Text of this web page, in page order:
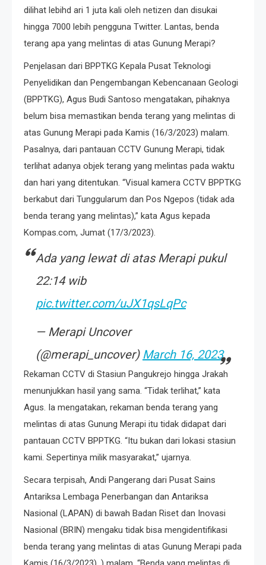
dilihat lebihd ari 1 juta kali oleh netizen dan disukai
hingga 7000 lebih pengguna Twitter. Lantas, benda
terang apa yang melintas di atas Gunung Merapi?
Penjelasan dari BPPTKG Kepala Pusat Teknologi
Penyelidikan dan Pengembangan Kebencanaan Geologi
(BPPTKG), Agus Budi Santoso mengatakan, pihaknya
belum bisa memastikan benda terang yang melintas di
atas Gunung Merapi pada Kamis (16/3/2023) malam.
Pasalnya, dari pantauan CCTV Gunung Merapi, tidak
terlihat adanya objek terang yang melintas pada waktu
dan hari yang ditentukan. “Visual kamera CCTV BPPTKG
berkabut dari Tunggularum dan Pos Ngepos (tidak ada
benda terang yang melintas),” kata Agus kepada
Kompas.com, Jumat (17/3/2023).
Ada yang lewat di atas Merapi pukul
22:14 wib
pic.twitter.com/uJX1qsLqPc
— Merapi Uncover
(@merapi_uncover) March 16, 2023
Rekaman CCTV di Stasiun Pangukrejo hingga Jrakah
menunjukkan hasil yang sama. “Tidak terlihat,” kata
Agus. Ia mengatakan, rekaman benda terang yang
melintas di atas Gunung Merapi itu tidak didapat dari
pantauan CCTV BPPTKG. “Itu bukan dari lokasi stasiun
kami. Sepertinya milik masyarakat,” ujarnya.
Secara terpisah, Andi Pangerang dari Pusat Sains
Antariksa Lembaga Penerbangan dan Antariksa
Nasional (LAPAN) di bawah Badan Riset dan Inovasi
Nasional (BRIN) mengaku tidak bisa mengidentifikasi
benda terang yang melintas di atas Gunung Merapi pada